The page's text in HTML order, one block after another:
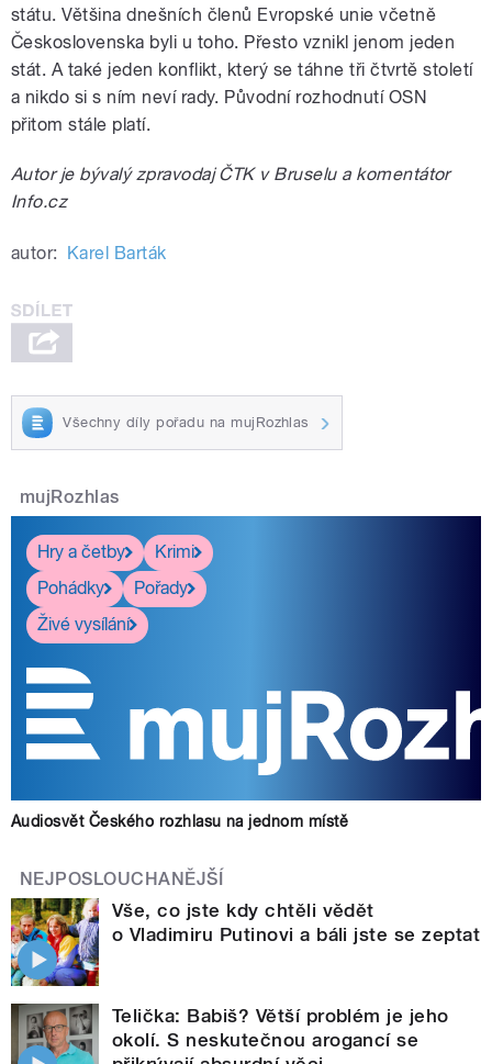
státu. Většina dnešních členů Evropské unie včetně
Československa byli u toho. Přesto vznikl jenom jeden
stát. A také jeden konflikt, který se táhne tři čtvrtě století
a nikdo si s ním neví rady. Původní rozhodnutí OSN
přitom stále platí.
Autor je bývalý zpravodaj ČTK v Bruselu a komentátor
Info.cz
autor: Karel Barták
Všechny díly pořadu na mujRozhlas
mujRozhlas
Hry a četby
Krimi
Pohádky
Pořady
Živé vysílání
Audiosvět Českého rozhlasu na jednom místě
NEJPOSLOUCHANĚJŠÍ
Vše, co jste kdy chtěli vědět
o Vladimiru Putinovi a báli jste se zeptat
Telička: Babiš? Větší problém je jeho
okolí. S neskutečnou arogancí se